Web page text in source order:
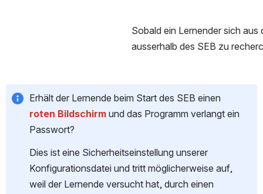
Sobald ein Lernender sich
ausserhalb des SEB zu
roten Bildschirm und das Programm verlangt ein
Passwort?
Dies ist eine Sicherheitseinstellung unserer
Konfigurationsdatei und tritt möglicherweise auf,
weil der Lernende versucht hat, durch einen